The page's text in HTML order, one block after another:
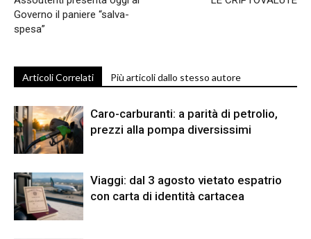
Governo il paniere “salva-
spesa”
Articoli Correlati Più articoli dallo stesso autore
Caro-carburanti: a parità di petrolio,
prezzi alla pompa diversissimi
Viaggi: dal 3 agosto vietato espatrio
con carta di identità cartacea